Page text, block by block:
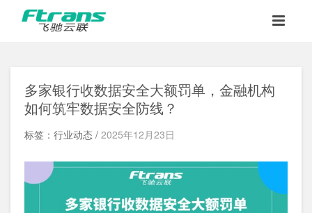
多家银行收数据安全大额罚单，金融机构
如何筑牢数据安全防线？
标签：行业动态 / 2025年12月23日